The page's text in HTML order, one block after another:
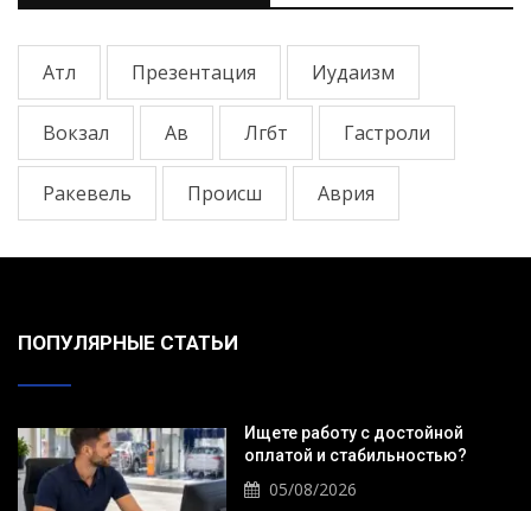
Атл Презентация Иудаизм
Вокзал Ав Лгбт Гастроли
Ракевель Происш Аврия
ПОПУЛЯРНЫЕ СТАТЬИ
Ищете работу с достойной
оплатой и стабильностью?
05/08/2026